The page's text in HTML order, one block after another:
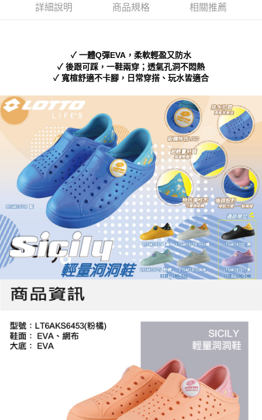
ATM／網路銀行／等多元方式進行付款，方視為交易完成。
※ 交易是否成功請以「AFTEE先享後付 」之結帳頁面顯示為準，若有關於
是否繳費成功／繳費後需取消欲退款等相關疑問，請聯繫「AFTEE先享後付
客戶支援中心」https://netprotections.freshdesk.com/support/home
【注意事項】
１．透過由恩沛科技股份有限公司提供之「AFTEE先享後付」服務完成之交
易，需依本服務之必要範圍內提供個人資料，並將交易相關給付款項請求債
權轉讓予恩沛科技股份有限公司。
２．關於個人資料處理事宜，請瀏覽以下網址：
https://aftee.tw/terms/#terms3
３．未成年的使用者請事先徵得法定代理人或監護人之同意方可使用
「AFTEE先享後付」，若未經同意申辦者引起之損失，本公司不負相關責
任。
４．使用「AFTEE先享後付」時，將依據個別帳號之用戶狀況，依本公司即
時審查核予不同之上限額度；若仍有額度不足之情形，本公司將視審查結果
請求用戶進行身份認證。
５．嚴禁一人註冊多個帳號或使用他人資訊註冊。若發現惡意使用之情形，
恩沛科技股份有限公司將有權停止該用戶之使用額度並採取法律行動。
7-11 取貨付款
每筆NT$70，滿NT$999(含以上)免運費
每筆NT$90，滿NT$999(含以上)免運費
海外宅配 查看運費
詳細說明 商品規格 相關推薦
✓ 一體Q彈EVA，柔軟輕盈又防水
✓ 後跟可踩，一鞋兩穿；透氣孔洞不悶熱
✓ 寬楦舒適不卡腳，日常穿搭、玩水皆適合